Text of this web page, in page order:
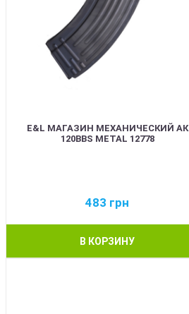
E&L МАГАЗИН МЕХАНИЧЕСКИЙ АК
120BBS METAL 12778
483 грн
В КОРЗИНУ